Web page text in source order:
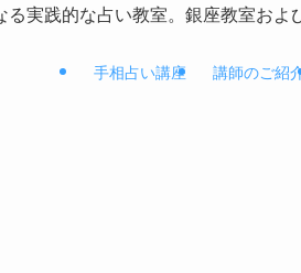
実践的な占い教室。銀座教室およ
手相占い講座 講師のご紹